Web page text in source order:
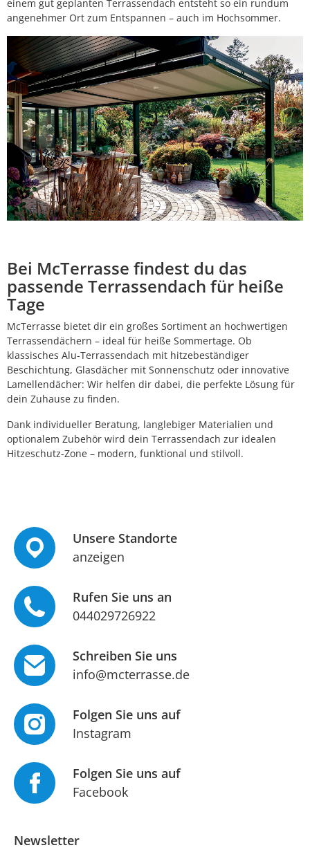
einem gut geplanten Terrassendach entsteht so ein rundum
angenehmer Ort zum Entspannen – auch im Hochsommer.
Bei McTerrasse findest du das
passende Terrassendach für heiße
Tage
McTerrasse bietet dir ein großes Sortiment an hochwertigen
Terrassendächern – ideal für heiße Sommertage. Ob
klassisches Alu-Terrassendach mit hitzebeständiger
Beschichtung, Glasdächer mit Sonnenschutz oder innovative
Lamellendächer: Wir helfen dir dabei, die perfekte Lösung für
dein Zuhause zu finden.
Dank individueller Beratung, langlebiger Materialien und
optionalem Zubehör wird dein Terrassendach zur idealen
Hitzeschutz-Zone – modern, funktional und stilvoll.
Unsere Standorte
anzeigen
Rufen Sie uns an
044029726922
Schreiben Sie uns
info@mcterrasse.de
Folgen Sie uns auf
Instagram
Folgen Sie uns auf
Facebook
Newsletter